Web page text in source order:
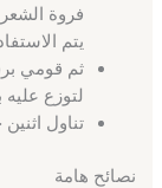
فروة
يتم
ثم قومي
لتوزع
تناول
نصائح هامة